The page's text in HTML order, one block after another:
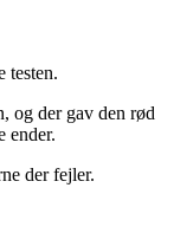
testen.
og der gav den rød
ender.
der fejler.